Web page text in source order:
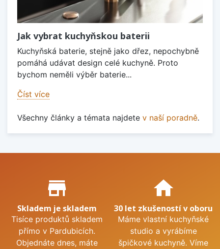
Jak vybrat kuchyňskou baterii
Kuchyňská baterie, stejně jako dřez, nepochybně
pomáhá udávat design celé kuchyně. Proto
bychom neměli výběr baterie...
Číst více
Všechny články a témata najdete v naší poradně.
Proč nakupovat u nás?
store_mall_directory
Skladem je skladem
Tisíce produktů skladem
přímo v Pardubicích.
Objednáte dnes, máte
home
30 let zkušeností v oboru
Máme vlastní kuchyňské
studio a vyrábíme
špičkové kuchyně. Víme